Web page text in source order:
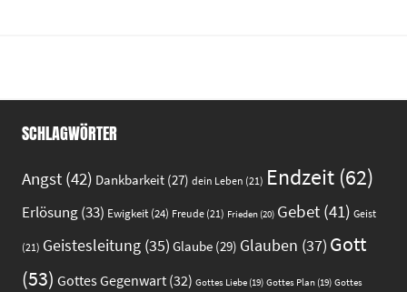
SCHLAGWÖRTER
Angst (42) Dankbarkeit (27) dein Leben (21) Endzeit (62)
Erlösung(33) Ewigkeit (24) Freude (21) Frieden (20) Gebet (41) Geist
(21) Geistesleitung (35) Glaube (29) Glauben (37) Gott
(53) Gottes Gegenwart (32) Gottes Liebe (19) Gottes Plan (19) Gottes